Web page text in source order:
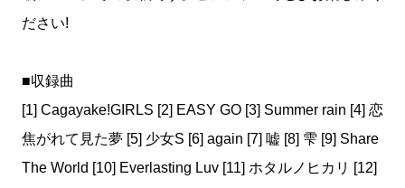
ださい!
■収録曲
[1] Cagayake!GIRLS [2] EASY GO [3] Summer rain [4] 恋
焦がれて見た夢 [5] 少女S [6] again [7] 嘘 [8] 雫 [9] Share
The World [10] Everlasting Luv [11] ホタルノヒカリ [12]